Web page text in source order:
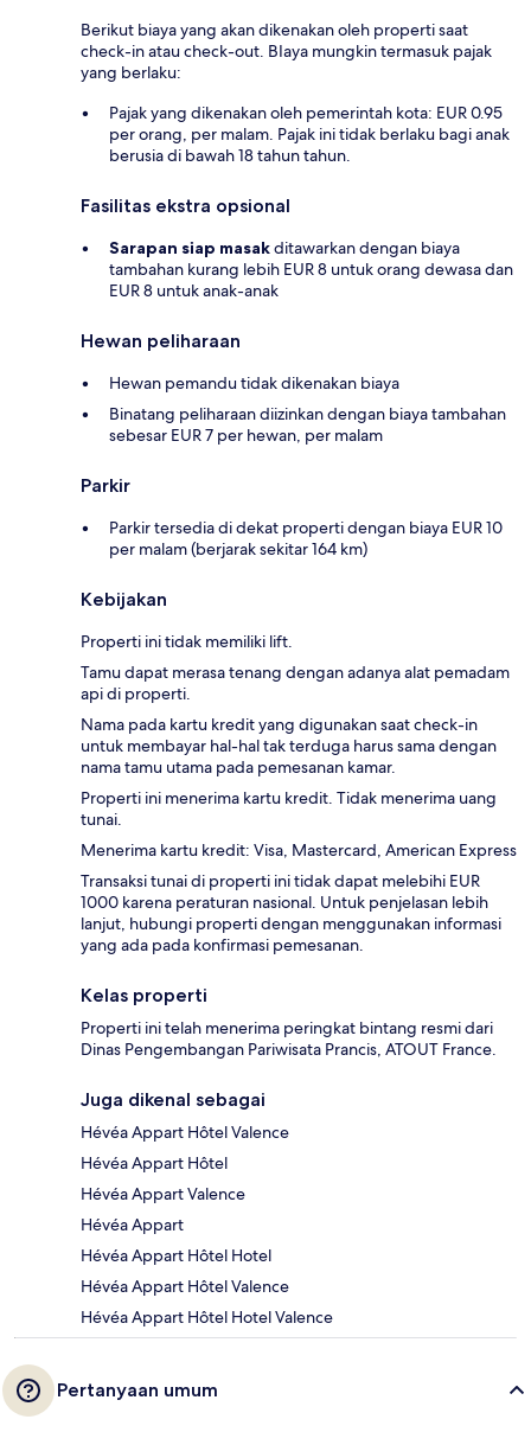
Berikut biaya yang akan dikenakan oleh properti saat
check-in atau check-out. BIaya mungkin termasuk pajak
yang berlaku:
Pajak yang dikenakan oleh pemerintah kota: EUR 0.95
per orang, per malam. Pajak ini tidak berlaku bagi anak
berusia di bawah 18 tahun tahun.
Fasilitas ekstra opsional
Sarapan siap masakditawarkan dengan biaya
tambahan kurang lebih EUR 8 untuk orang dewasa dan
EUR 8 untuk anak-anak
Hewan peliharaan
Hewan pemandu tidak dikenakan biaya
Binatang peliharaan diizinkan dengan biaya tambahan
sebesar EUR 7 per hewan, per malam
Parkir
Parkir tersedia di dekat properti dengan biaya EUR 10
per malam (berjarak sekitar 164 km)
Kebijakan
Properti ini tidak memiliki lift.
Tamu dapat merasa tenang dengan adanya alat pemadam
api di properti.
Nama pada kartu kredit yang digunakan saat check-in
untuk membayar hal-hal tak terduga harus sama dengan
nama tamu utama pada pemesanan kamar.
Properti ini menerima kartu kredit. Tidak menerima uang
tunai.
Menerima kartu kredit: Visa, Mastercard, American Express
Transaksi tunai di properti ini tidak dapat melebihi EUR
1000 karena peraturan nasional. Untuk penjelasan lebih
lanjut, hubungi properti dengan menggunakan informasi
yang ada pada konfirmasi pemesanan.
Kelas properti
Properti ini telah menerima peringkat bintang resmi dari
Dinas Pengembangan Pariwisata Prancis, ATOUT France.
Juga dikenal sebagai
Hévéa Appart Hôtel Valence
Hévéa Appart Hôtel
Hévéa Appart Valence
Hévéa Appart
Hévéa Appart Hôtel Hotel
Hévéa Appart Hôtel Valence
Hévéa Appart Hôtel Hotel Valence
Pertanyaan umum